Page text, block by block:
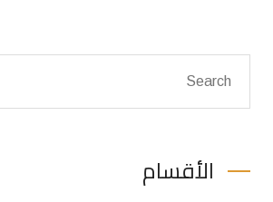
الأقسام